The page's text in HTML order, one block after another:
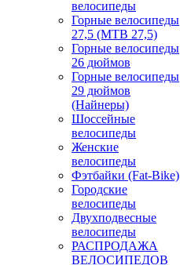
велосипеды
Горные велосипеды
27,5 (MTB 27,5)
Горные велосипеды
26 дюймов
Горные велосипеды
29 дюймов
(Найнеры)
Шоссейные
велосипеды
Женские
велосипеды
Фэтбайки (Fat-Bike)
Городские
велосипеды
Двухподвесные
велосипеды
РАСПРОДАЖА
ВЕЛОСИПЕДОВ